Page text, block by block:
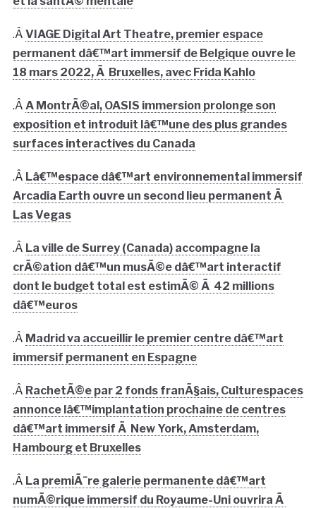
.Â VIAGE Digital Art Theatre, premier espace
permanent dâ€™art immersif de Belgique ouvre le
18 mars 2022, Ã Bruxelles, avec Frida Kahlo
.Â A MontrÃ©al, OASIS immersion prolonge son
exposition et introduit lâ€™une des plus grandes
surfaces interactives du Canada
.Â Lâ€™espace dâ€™art environnemental immersif
Arcadia Earth ouvre un second lieu permanent Ã
Las Vegas
.Â La ville de Surrey (Canada) accompagne la
crÃ©ation dâ€™un musÃ©e dâ€™art interactif
dont le budget total est estimÃ© Ã 42 millions
dâ€™euros
.Â Madrid va accueillir le premier centre dâ€™art
immersif permanent en Espagne
.Â RachetÃ©e par 2 fonds franÃ§ais, Culturespaces
annonce lâ€™implantation prochaine de centres
dâ€™art immersif Ã New York, Amsterdam,
Hambourg et Bruxelles
.Â La premiÃ¨re galerie permanente dâ€™art
numÃ©rique immersif du Royaume-Uni ouvrira Ã